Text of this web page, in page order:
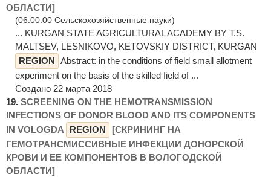
ОБЛАСТИ]
(06.00.00 Сельскохозяйственные науки)
... KURGAN STATE AGRICULTURAL ACADEMY BY T.S.
MALTSEV, LESNIKOVO, KETOVSKIY DISTRICT, KURGAN
REGION Abstract: in the conditions of field small allotment
experiment on the basis of the skilled field of ...
Создано 22 марта 2018
19. SCREENING ON THE HEMOTRANSMISSION
INFECTIONS OF DONOR BLOOD AND ITS COMPONENTS
IN VOLOGDA
REGION
[СКРИНИНГ НА
ГЕМОТРАНСМИССИВНЫЕ ИНФЕКЦИИ ДОНОРСКОЙ
КРОВИ И ЕЕ КОМПОНЕНТОВ В ВОЛОГОДСКОЙ
ОБЛАСТИ]